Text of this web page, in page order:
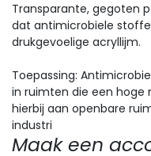
Transparante, gegoten
dat antimicrobiele
drukgevoelige acryllijm.
Toepassing:
in ruimten die een hoge
hierbij aan openbare
industri
Maak een